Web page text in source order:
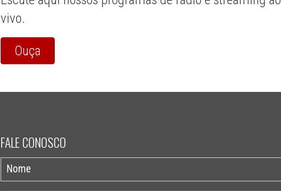
vivo.
Ouça
FALE CONOSCO